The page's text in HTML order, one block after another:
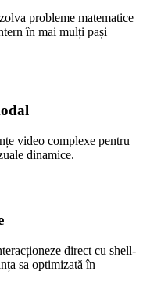
probleme matematice
în mai mulți pași
video complexe pentru
dinamice.
direct cu shell-
sa optimizată în